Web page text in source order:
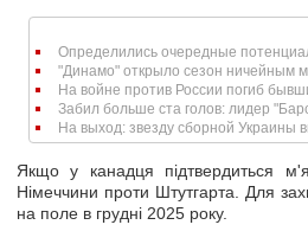
Определились очередные
"Динамо" открыло сезон ничейным
На войне против России погиб
Забил больше ста голов: лидер
На выход: звезду сборной Украины
Якщо у канадця підтвердиться
Німеччини проти Штутгарта. Для
на поле в грудні 2025 року.